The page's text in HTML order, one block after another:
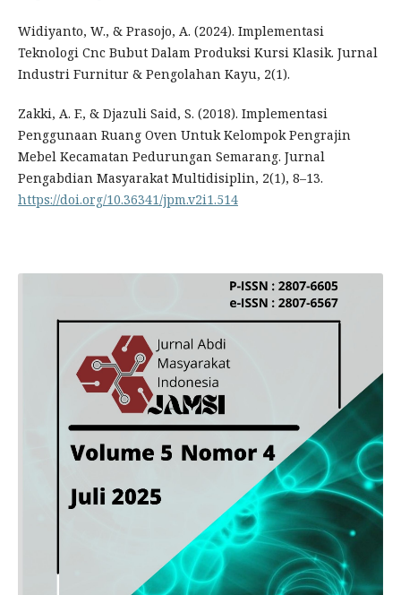
Widiyanto, W., & Prasojo, A. (2024). Implementasi
Teknologi Cnc Bubut Dalam Produksi Kursi Klasik. Jurnal
Industri Furnitur & Pengolahan Kayu, 2(1).
Zakki, A. F., & Djazuli Said, S. (2018). Implementasi
Penggunaan Ruang Oven Untuk Kelompok Pengrajin
Mebel Kecamatan Pedurungan Semarang. Jurnal
Pengabdian Masyarakat Multidisiplin, 2(1), 8–13.
https://doi.org/10.36341/jpm.v2i1.514